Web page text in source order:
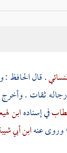
. قال الحافظ
ثقات .
في إسنادهابن
عنهابن أبي